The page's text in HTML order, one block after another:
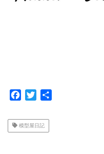
c
e
i
t
模型屋日記